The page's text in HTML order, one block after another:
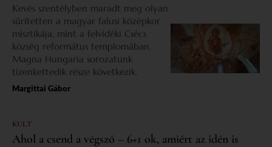
Kevés szentélyben maradt meg olyan
sűrítetten a magyar falusi középkor
misztikája, mint a felvidéki Csécs
község református templomában.
Magna Hungaria sorozatunk
tizenkettedik része következik.
Margittai Gábor
KULT
Ahol a csend a végszó – 6+1 ok, amiért az idén is